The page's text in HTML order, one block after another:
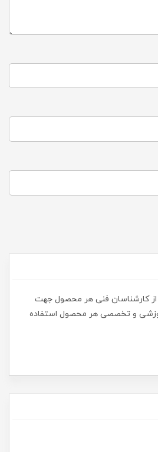
کارشناسان فنی هر محصول جهت
و تخصصی هر محصول استفاده